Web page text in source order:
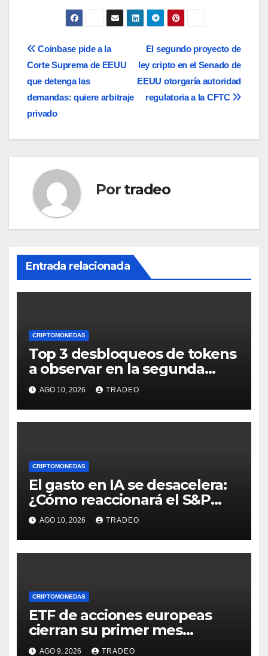
Navegación
de
entradas
El segundo proyecto de
ley cripto en el Senado de
EEUU otorgaría autoridad
regulatoria a la CFTC
Coinbase pide a la
Corte Suprema de EEUU
que detenga las
demandas: quiere arbitraje
privado
Por tradeo
Entrada relacionada
CRIPTOMONEDAS
Top 3 desbloqueos de tokens
a observar en la segunda
semana de agosto de 2026
AGO 10, 2026 TRADEO
CRIPTOMONEDAS
El gasto en IA se desacelera:
¿Cómo reaccionará el S&P
500?
AGO 10, 2026 TRADEO
CRIPTOMONEDAS
ETF de acciones europeas
cierran su primer mes
positivo desde el inicio de la
AGO 9, 2026 TRADEO